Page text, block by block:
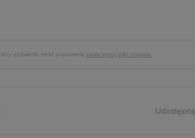
Aby wyświetlić treść poprawnie zaakceptuj pliki cookies.
Udostępnij